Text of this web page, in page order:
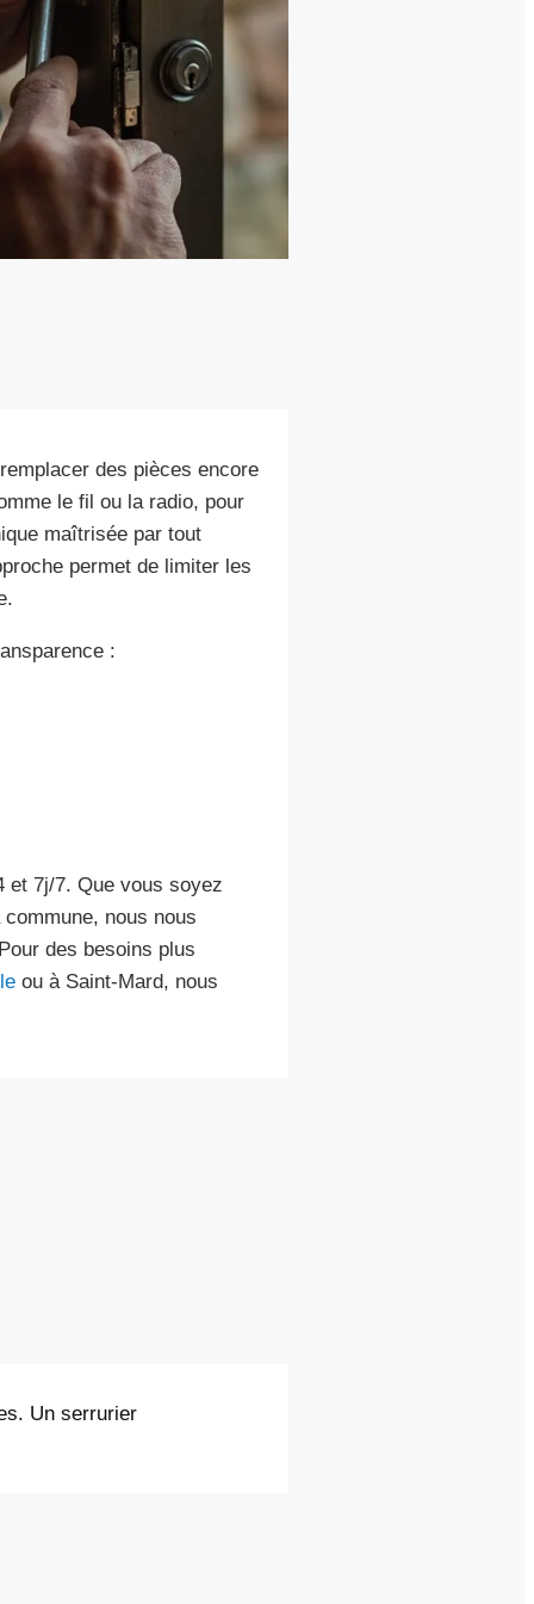
des pièces encore
le fil ou la radio, pour
maîtrisée par tout
permet de limiter les
:
et 7j/7. Que vous soyez
nous nous
des besoins plus
ou à Saint-Mard, nous
Un serrurier